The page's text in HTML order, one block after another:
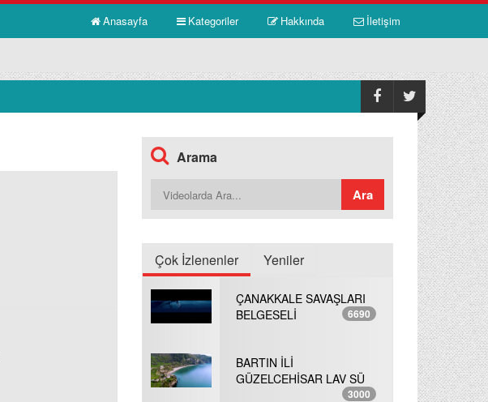
İletişim
Hakkında
Kategoriler
Anasayfa
Arama
Çok İzlenenler Yeniler
ÇANAKKALE SAVAŞLARI
BELGESELİ
6690
BARTIN İLİ
GÜZELCEHİSAR LAV SÜ
3000